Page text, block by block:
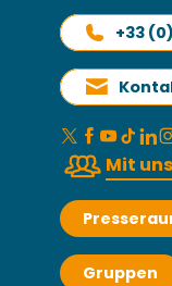
+33
Mit
Gruppen